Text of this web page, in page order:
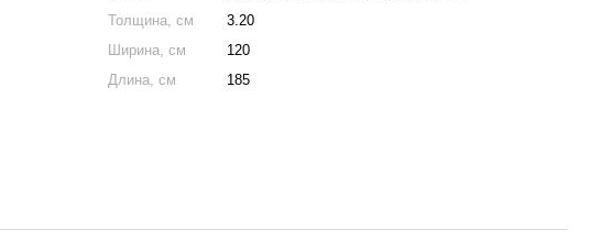
Толщина, см
3.20
Ширина, см
120
Длина, см
185